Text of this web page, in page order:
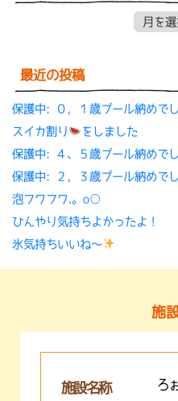
最近の投稿
保護中: ０，１歳プール納めで
スイカ割り
をしました
保護中: ４、５歳プール納めで
保護中: ２，３歳プール納めでし
泡フワフワ.。o○
ひんやり気持ちよかったよ！
氷気持ちいいね〜
施
施設名称
ろ